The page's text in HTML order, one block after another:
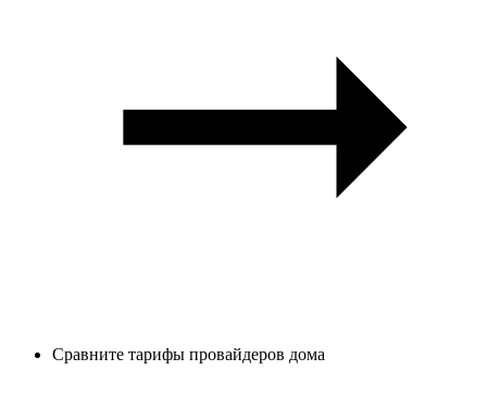
Сравните тарифы провайдеров дома